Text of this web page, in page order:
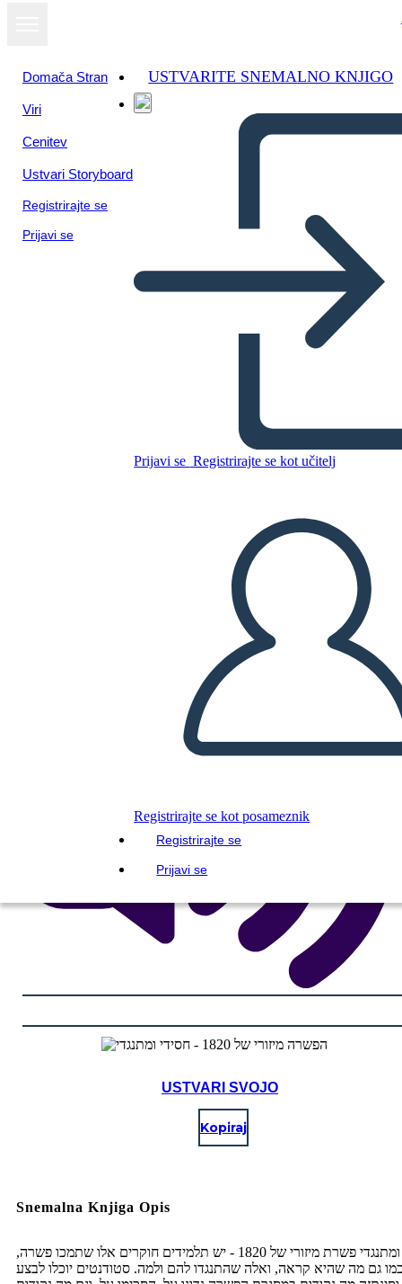
Domača Stran
Viri
Cenitev
Ustvari Storyboard
Registrirajte se
Prijavi se
USTVARITE SNEMALNO KNJIGO
Prijavi se Registrirajte se kot učitelj
Registrirajte se kot posameznik
Registrirajte se
Prijavi se
ומתנגדי
Kopirajte to snemalno knjigo
USTVARITE SNEMALNO KNJIGO
PREDVAJANJE DIAPROJEKCIJE
PREBERI MI
USTVARI SVOJO
Kopiraj
Snemalna Knjiga Opis
חסידי ומתנגדי פשרת מיזורי של 1820 - יש תלמידים חוקרים אלו שתמכו פשרה,
גם מה שהיא קראה, ואלה שהתנגדו להם ולמה. סטודנטים יוכלו לבצע